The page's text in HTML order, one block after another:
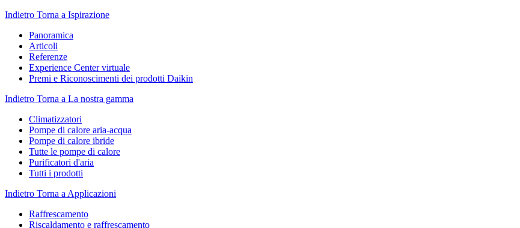
Indietro Torna a Ispirazione
Panoramica
Articoli
Referenze
Experience Center virtuale
Premi e Riconoscimenti dei prodotti Daikin
Indietro Torna a La nostra gamma
Climatizzatori
Pompe di calore aria-acqua
Pompe di calore ibride
Tutte le pompe di calore
Purificatori d'aria
Tutti i prodotti
Indietro Torna a Applicazioni
Raffrescamento
Riscaldamento e raffrescamento